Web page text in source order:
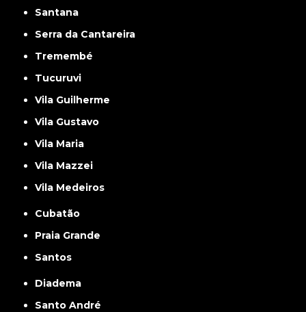
Santana
Serra da Cantareira
Tremembé
Tucuruvi
Vila Guilherme
Vila Gustavo
Vila Maria
Vila Mazzei
Vila Medeiros
Cubatão
Praia Grande
Santos
Diadema
Santo André